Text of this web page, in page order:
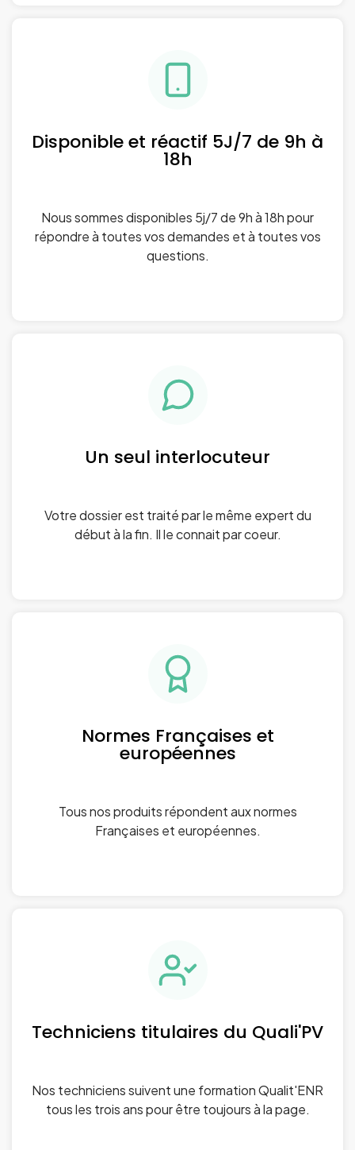
Disponible et réactif 5J/7 de 9h à
18h
Nous sommes disponibles 5j/7 de 9h à 18h pour
répondre à toutes vos demandes et à toutes vos
questions.
Un seul interlocuteur
Votre dossier est traité par le même expert du
début à la fin. Il le connait par coeur.
Normes Françaises et
européennes
Tous nos produits répondent aux normes
Françaises et européennes.
Techniciens titulaires du Quali'PV
Nos techniciens suivent une formation Qualit'ENR
tous les trois ans pour être toujours à la page.